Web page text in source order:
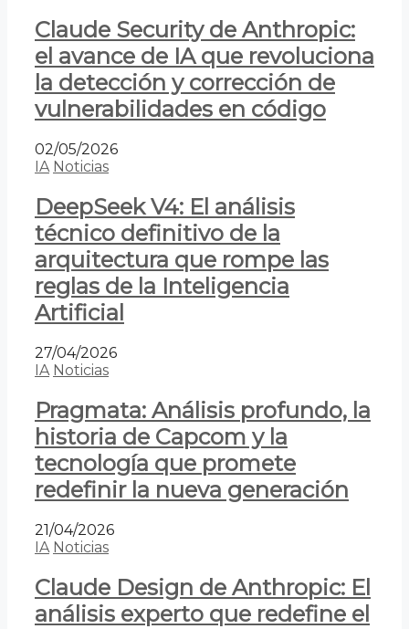
Claude Security de Anthropic:
el avance de IA que revoluciona
la detección y corrección de
vulnerabilidades en código
02/05/2026
IA Noticias
DeepSeek V4: El análisis
técnico definitivo de la
arquitectura que rompe las
reglas de la Inteligencia
Artificial
27/04/2026
IA Noticias
Pragmata: Análisis profundo, la
historia de Capcom y la
tecnología que promete
redefinir la nueva generación
21/04/2026
IA Noticias
Claude Design de Anthropic: El
análisis experto que redefine el